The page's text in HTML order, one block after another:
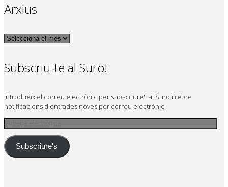
Arxius
Arxius
Subscriu-te al Suro!
Introdueix el correu electrònic per subscriure't al Suro i rebre
notificacions d'entrades noves per correu electrònic.
Subscriure's